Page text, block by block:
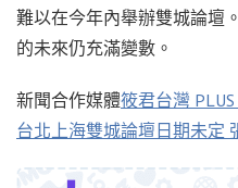
難以在今年內舉辦雙城論壇
的未來仍充滿變數。
新聞合作媒體筱君台灣
台北上海雙城論壇日期未定